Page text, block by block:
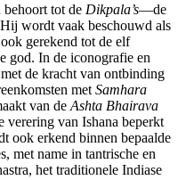
behoort tot de Dikpala’s—de
wordt vaak beschouwd als
gerekend tot de elf
god. In de iconografie en
de kracht van ontbinding
met Samhara
van de Ashta Bhairava
verering van Ishana beperkt
ook erkend binnen bepaalde
met name in tantrische en
het traditionele Indiase